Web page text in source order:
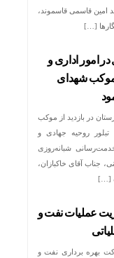
شهید محمد امین قاسمی قاسموند،
[…]
امور اداری و
موکب شهدای
در بازدید از موکب
روحیه جهادی و
شبانه‌روزی
جناب آقای خاکبازان،
[…]
عملیات نفت و
بهره برداری نفت و